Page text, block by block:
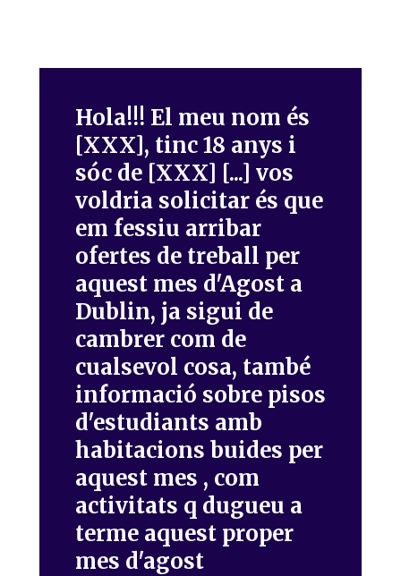
Hola!!! El meu nom és
[XXX], tinc 18 anys i
sóc de [XXX] [...] vos
voldria solicitar és que
em fessiu arribar
ofertes de treball per
aquest mes d'Agost a
Dublin, ja sigui de
cambrer com de
cualsevol cosa, també
informació sobre pisos
d'estudiants amb
habitacions buides per
aquest mes , com
activitats q dugueu a
terme aquest proper
mes d'agost